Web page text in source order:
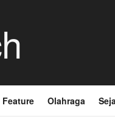
Feature Olahraga